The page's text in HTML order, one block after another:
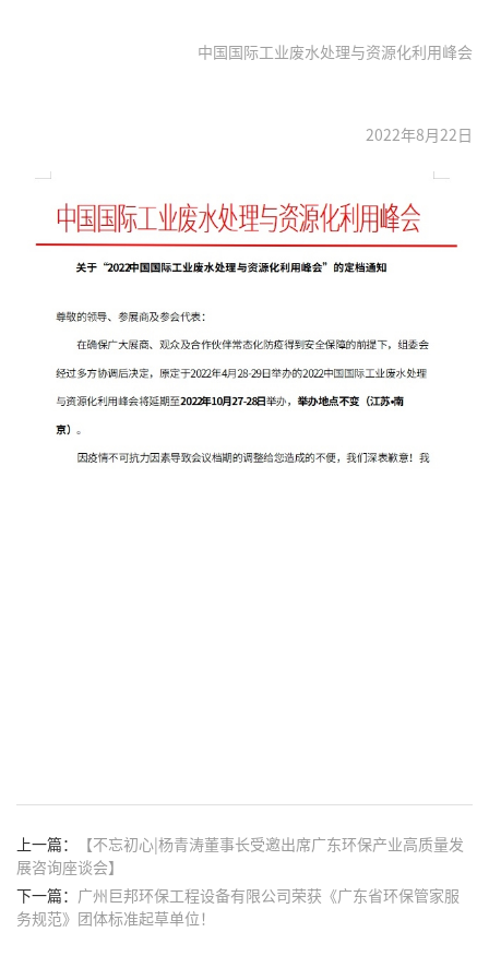
中国国际工业废水处理与资源化利用峰会
2022年8月22日
上一篇：
【不忘初心|杨青涛董事长受邀出席广东环保产业高质量发
展咨询座谈会】
下一篇： 广州巨邦环保工程设备有限公司荣获《广东省环保管家服
务规范》团体标准起草单位！